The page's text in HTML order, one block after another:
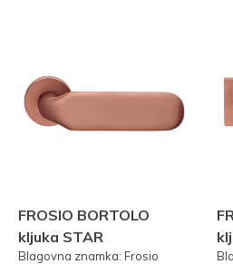
FROSIO BORTOLO
kljuka STAR
Blagovna znamka: Frosio